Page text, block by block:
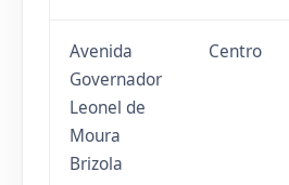
Avenida
Governador
Leonel de
Moura
Brizola
Centro